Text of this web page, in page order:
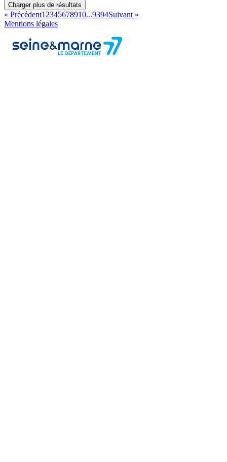
Charger plus de résultats
« Précédent1 2345678910...9394Suivant »
Mentions légales